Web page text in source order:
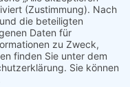
48V 7.5Ah
für...